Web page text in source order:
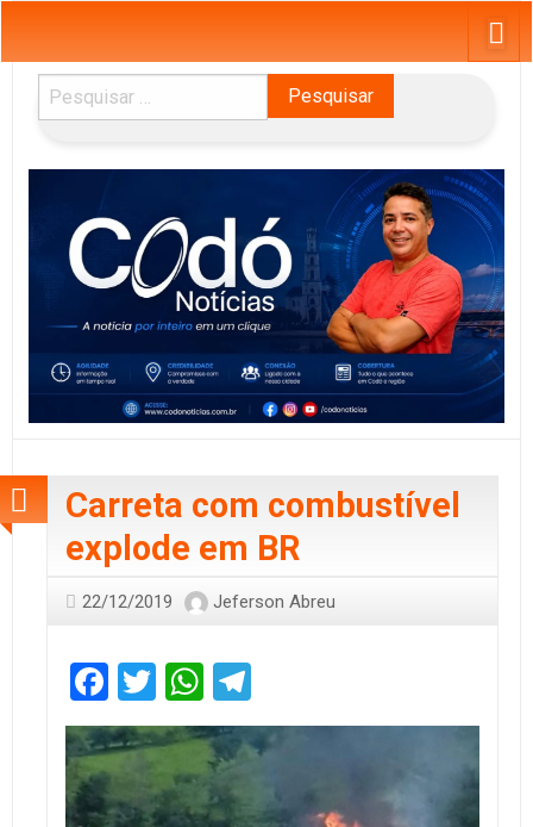
Pesquisar
por:
Carreta com combustível
explode em BR
22/12/2019 Jeferson Abreu
Facebook
TwitterWhatsApp